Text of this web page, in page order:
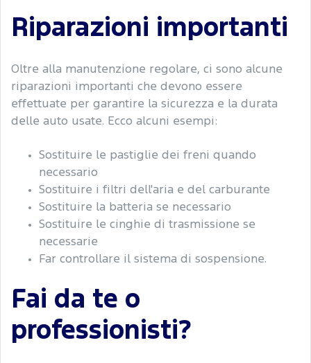
Riparazioni importanti
Oltre alla manutenzione regolare, ci sono alcune
riparazioni importanti che devono essere
effettuate per garantire la sicurezza e la durata
delle auto usate. Ecco alcuni esempi:
Sostituire le pastiglie dei freni quando
necessario
Sostituire i filtri dell'aria e del carburante
Sostituire la batteria se necessario
Sostituire le cinghie di trasmissione se
necessarie
Far controllare il sistema di sospensione.
Fai da te o
professionisti?